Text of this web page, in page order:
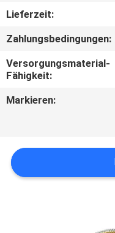
MIT
UNS
VERBINDUNG
ZITAT
Lieferzeit:
Zahlungsbedingungen:
Versorgungsmaterial-
Fähigkeit:
Markieren: